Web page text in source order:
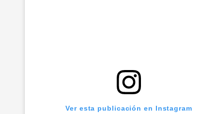
Ver esta publicación en Instagram